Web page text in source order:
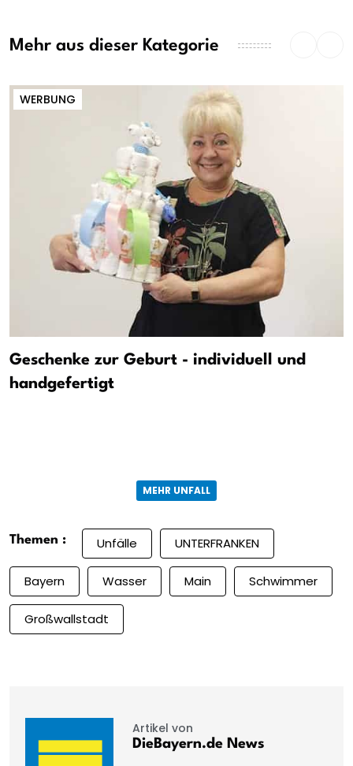
Mehr aus dieser Kategorie
WERBUNG
Geschenke zur Geburt - individuell und
handgefertigt
MEHR UNFALL
Themen : Unfälle UNTERFRANKEN
Bayern Wasser Main Schwimmer
Großwallstadt
Artikel von
DieBayern.de News